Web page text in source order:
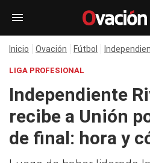
Inicio Ovación Fútbol
LIGA PROFESIONAL
Independiente
recibe a Unión
de final: hora y